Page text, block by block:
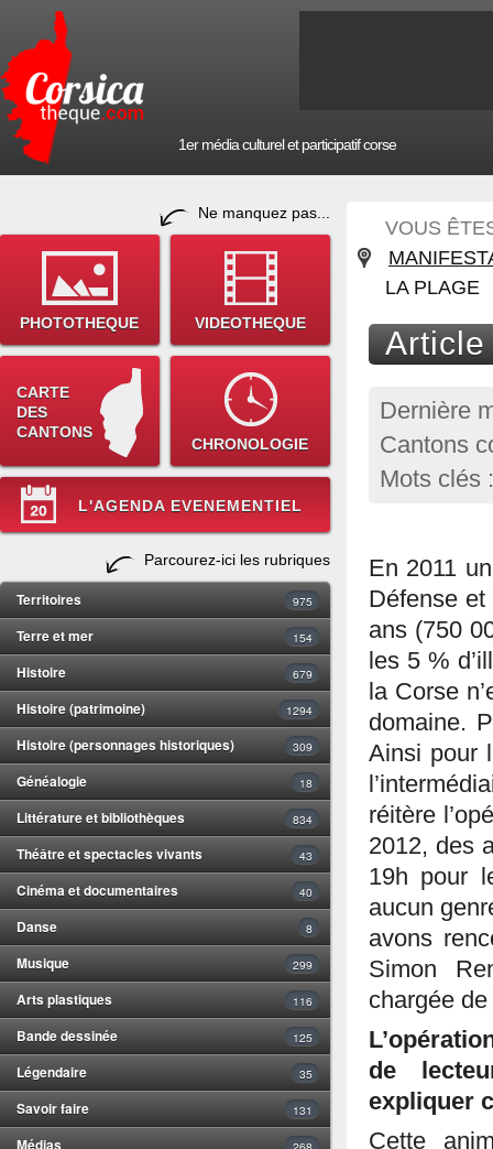
1er média culturel et participatif corse
Ne manquez pas...
PHOTOTHEQUE VIDEOTHEQUE
CARTE
DES
CANTONS
CHRONOLOGIE
L'AGENDA EVENEMENTIEL
Parcourez-ici les rubriques
Territoires 975
Terre et mer 154
Histoire 679
Histoire (patrimoine) 1294
Histoire (personnages historiques) 309
Généalogie 18
Littérature et bibliothèques 834
Théâtre et spectacles vivants 43
Cinéma et documentaires 40
Danse 8
Musique 299
Arts plastiques 116
Bande dessinée 125
Légendaire 35
Savoir faire 131
Médias
VOUS
LA PLAGE
Dernière
Cantons
Mots clés
En 2011
Défense
ans (750
les 5 %
la Corse
domaine.
Ainsi pour
réitère
2012, des
19h pour
aucun
avons
Simon
chargée
de
expliquer
Cette